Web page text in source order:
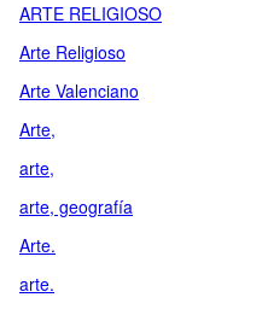
ARTE RELIGIOSO
Arte Religioso
Arte Valenciano
Arte,
arte,
arte, geografía
Arte.
arte.